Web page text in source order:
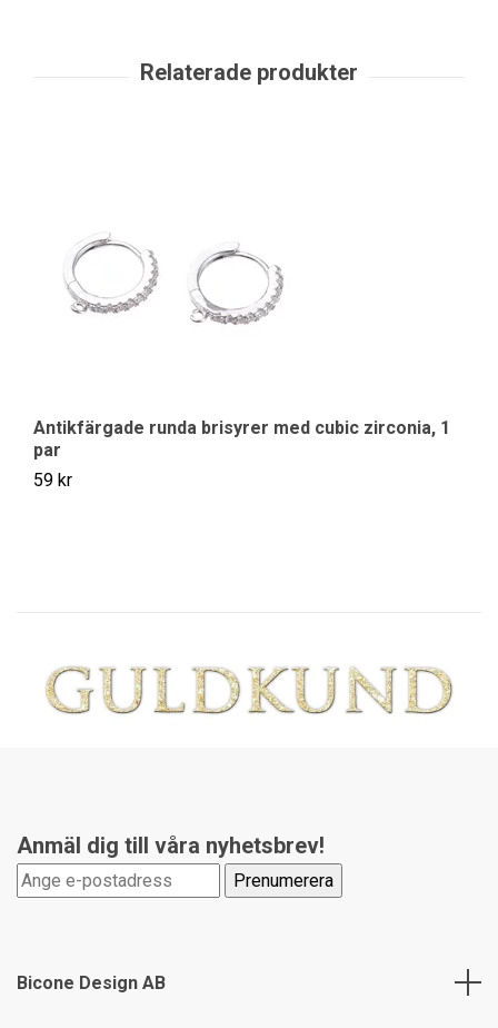
Antikfärgade runda brisyrer med cubic zirconia, 1
par
59 kr
Anmäl dig till våra nyhetsbrev!
Bicone Design AB